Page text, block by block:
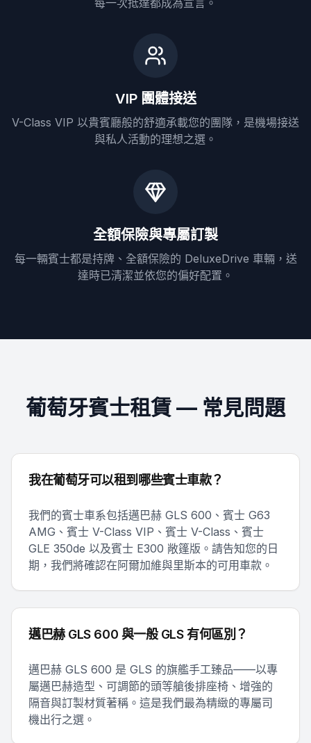
每一次抵達都成為宣言。
VIP 團體接送
V-Class VIP 以貴賓廳般的舒適承載您的團隊，是機場接送
與私人活動的理想之選。
全額保險與專屬訂製
每一輛賓士都是持牌、全額保險的 DeluxeDrive 車輛，送
達時已清潔並依您的偏好配置。
葡萄牙賓士租賃 — 常見問題
我在葡萄牙可以租到哪些賓士車款？
我們的賓士車系包括邁巴赫 GLS 600、賓士 G63
AMG、賓士 V-Class VIP、賓士 V-Class、賓士
GLE 350de 以及賓士 E300 敞篷版。請告知您的日
期，我們將確認在阿爾加維與里斯本的可用車款。
邁巴赫 GLS 600 與一般 GLS 有何區別？
邁巴赫 GLS 600 是 GLS 的旗艦手工臻品——以專
屬邁巴赫造型、可調節的頭等艙後排座椅、增強的
隔音與訂製材質著稱。這是我們最為精緻的專屬司
機出行之選。